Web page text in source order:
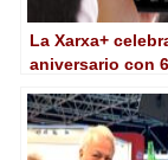
La Xarxa+
aniversario con